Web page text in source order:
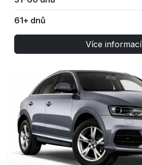
61+ dnů
Více informací